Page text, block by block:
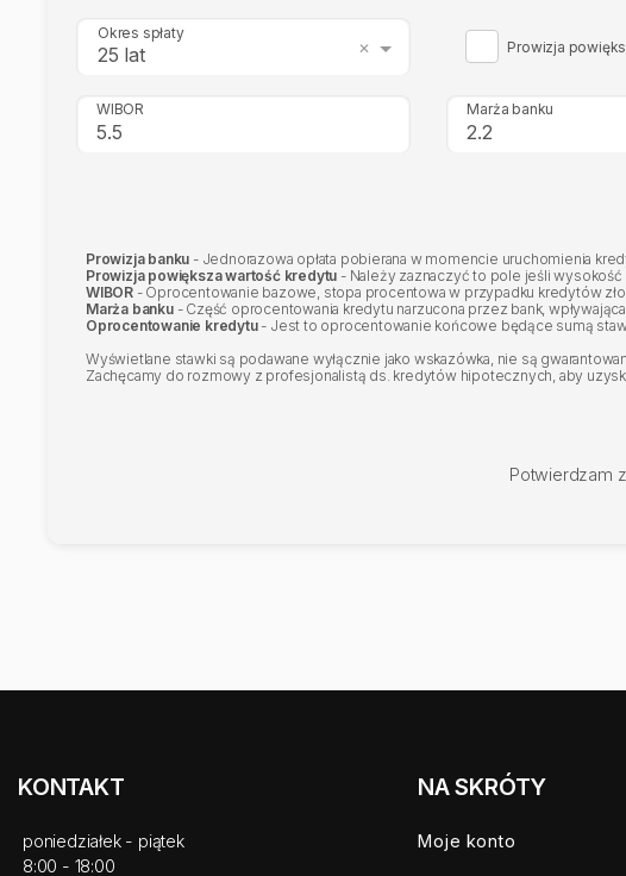
Okres spłaty
25 lat Prowizja
WIBOR Marża banku
Prowizja banku - Jednorazowa opłata pobierana w momencie uruchomienia
Prowizja powiększa wartość kredytu - Należy zaznaczyć to pole jeśli
WIBOR - Oprocentowanie bazowe, stopa procentowa w przypadku kredytów
Marża banku- Część oprocentowania kredytu narzucona przez bank,
Oprocentowanie kredytu- Jest to oprocentowanie końcowe będące sumą
Wyświetlane stawki są podawane wyłącznie jako wskazówka, nie są
Zachęcamy do rozmowy z profesjonalistą ds. kredytów hipotecznych, aby
Potwierdzam
KONTAKT
poniedziałek - piątek
8:00 - 18:00
NA SKRÓTY
Moje konto